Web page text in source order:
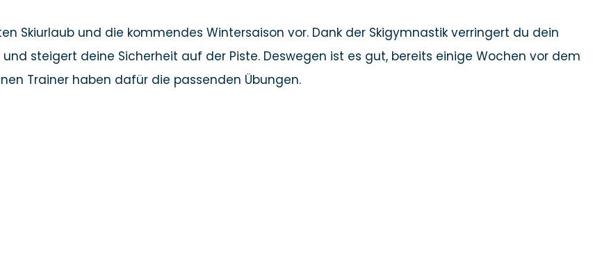
Skiurlaub und die kommendes Wintersaison vor. Dank der Skigymnastik verringert du dein
steigert deine Sicherheit auf der Piste. Deswegen ist es gut, bereits einige Wochen vor dem
Trainer haben dafür die passenden Übungen.